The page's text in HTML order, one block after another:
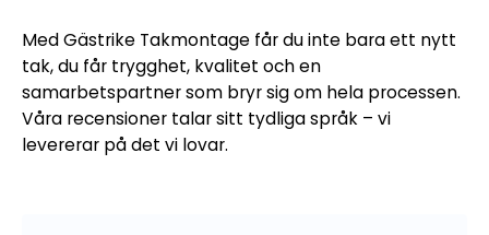
Med Gästrike Takmontage får du inte bara ett nytt
tak, du får trygghet, kvalitet och en
samarbetspartner som bryr sig om hela processen.
Våra recensioner talar sitt tydliga språk – vi
levererar på det vi lovar.